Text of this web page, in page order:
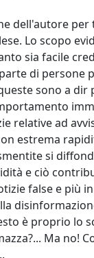
dell'autore per
Lo scopo
sia facile
di persone
sono a dir
relative ad
estrema
si
e ciò
false e più
è proprio lo
Ma no!